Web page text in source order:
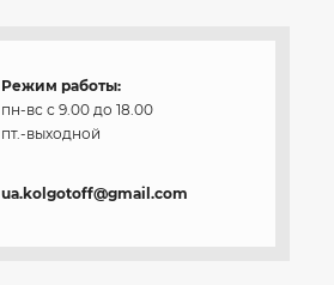
Режим работы:
пн-вс с 9.00 до 18.00
пт.-выходной
ua.kolgotoff@gmail.com